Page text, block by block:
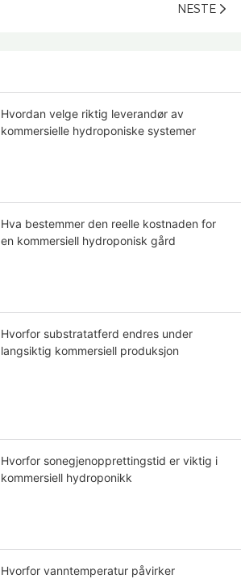
NESTE
Hvordan velge riktig leverandør av
kommersielle hydroponiske systemer
Hva bestemmer den reelle kostnaden for
en kommersiell hydroponisk gård
Hvorfor substratatferd endres under
langsiktig kommersiell produksjon
Hvorfor sonegjenopprettingstid er viktig i
kommersiell hydroponikk
Hvorfor vanntemperatur påvirker